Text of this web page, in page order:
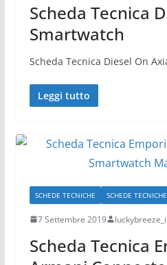
Scheda Tecnica
Smartwatch
Scheda Tecnica Diesel On
Leggi tutto
SCHEDE TECNICHE SCHEDE
7 Settembre 2019
Scheda Tecnica